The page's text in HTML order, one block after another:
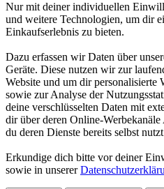
Nur mit deiner individuellen
und weitere Technologien, um dir
Einkaufserlebnis zu bieten.
Dazu erfassen wir Daten über
Geräte. Diese nutzen wir zur
Website und um dir personalisierte
sowie zur Analyse der
deine verschlüsselten Daten mit
dir über deren Online-
du deren Dienste bereits selbst
Erkundige dich bitte vor deiner
sowie in unserer